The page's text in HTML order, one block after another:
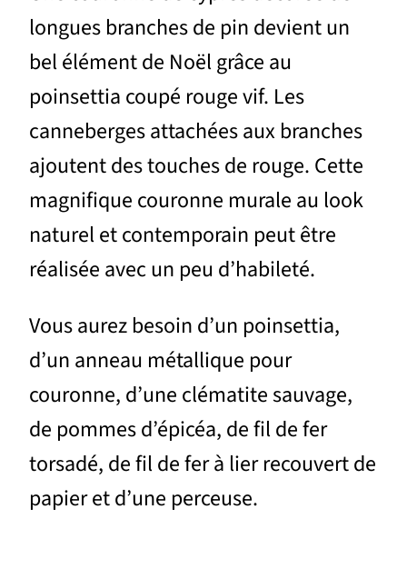
longues branches de pin devient un
bel élément de Noël grâce au
poinsettia coupé rouge vif. Les
canneberges attachées aux branches
ajoutent des touches de rouge. Cette
magnifique couronne murale au look
naturel et contemporain peut être
réalisée avec un peu d’habileté.
Vous aurez besoin d’un poinsettia,
d’un anneau métallique pour
couronne, d’une clématite sauvage,
de pommes d’épicéa, de fil de fer
torsadé, de fil de fer à lier recouvert de
papier et d’une perceuse.